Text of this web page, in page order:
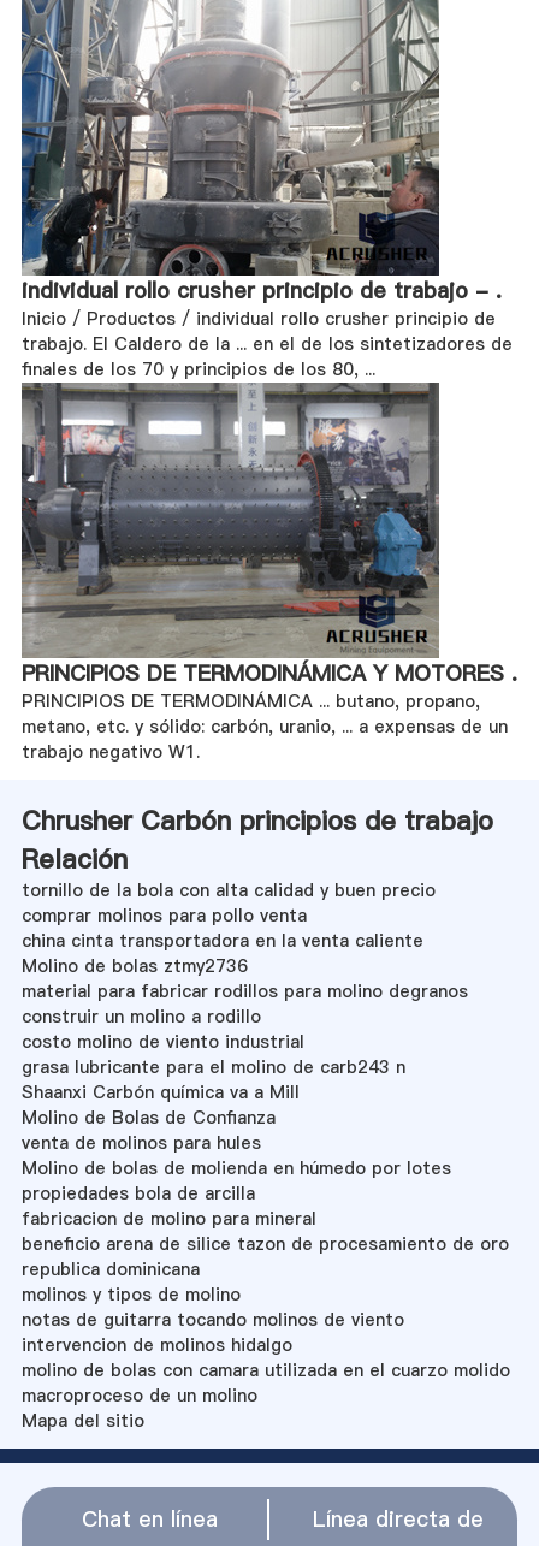
individual rollo crusher principio de trabajo - .
Inicio / Productos / individual rollo crusher principio de
trabajo. El Caldero de la ... en el de los sintetizadores de
finales de los 70 y principios de los 80, ...
PRINCIPIOS DE TERMODINÁMICA Y MOTORES .
PRINCIPIOS DE TERMODINÁMICA ... butano, propano,
metano, etc. y sólido: carbón, uranio, ... a expensas de un
trabajo negativo W1.
Chrusher Carbón principios de trabajo
Relación
tornillo de la bola con alta calidad y buen precio
comprar molinos para pollo venta
china cinta transportadora en la venta caliente
Molino de bolas ztmy2736
material para fabricar rodillos para molino degranos
construir un molino a rodillo
costo molino de viento industrial
grasa lubricante para el molino de carb243 n
Shaanxi Carbón química va a Mill
Molino de Bolas de Confianza
venta de molinos para hules
Molino de bolas de molienda en húmedo por lotes
propiedades bola de arcilla
fabricacion de molino para mineral
beneficio arena de silice tazon de procesamiento de oro
republica dominicana
molinos y tipos de molino
notas de guitarra tocando molinos de viento
intervencion de molinos hidalgo
molino de bolas con camara utilizada en el cuarzo molido
macroproceso de un molino
Mapa del sitio
Chat en línea
Línea directa de